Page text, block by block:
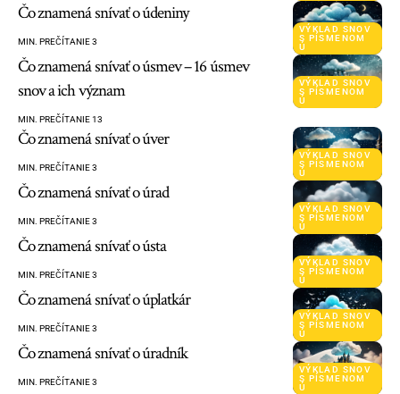
VÝKLAD SNOV
S PÍSMENOM
Ú
Čo znamená snívať o údeniny
MIN. PREČÍTANIE 3
VÝKLAD SNOV
S PÍSMENOM
Ú
Čo znamená snívať o úsmev – 16 úsmev
snov a ich význam
MIN. PREČÍTANIE 13
VÝKLAD SNOV
S PÍSMENOM
Ú
Čo znamená snívať o úver
MIN. PREČÍTANIE 3
VÝKLAD SNOV
S PÍSMENOM
Ú
Čo znamená snívať o úrad
MIN. PREČÍTANIE 3
VÝKLAD SNOV
S PÍSMENOM
Ú
Čo znamená snívať o ústa
MIN. PREČÍTANIE 3
VÝKLAD SNOV
S PÍSMENOM
Ú
Čo znamená snívať o úplatkár
MIN. PREČÍTANIE 3
VÝKLAD SNOV
S PÍSMENOM
Ú
Čo znamená snívať o úradník
MIN. PREČÍTANIE 3